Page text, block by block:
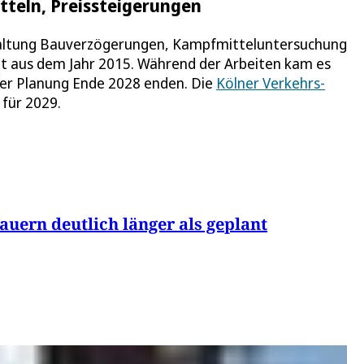
Preissteigerungen
Bauverzögerungen,
dem Jahr 2015. Während der Arbeiten kam es
Planung Ende 2028 enden. Die Kölner Verkehrs-
2029.
deutlich länger als geplant